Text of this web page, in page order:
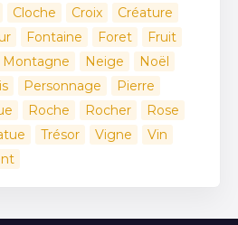
Cloche Croix
Créature
Fontaine Foret
Fruit
Montagne Neige
Noël
Personnage
Pierre
Roche Rocher
Rose
Trésor Vigne
Vin